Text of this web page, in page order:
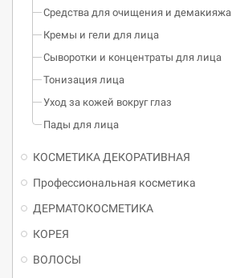
Средства для очищения и демакияжа
Кремы и гели для лица
Сыворотки и концентраты для лица
Тонизация лица
Уход за кожей вокруг глаз
Пады для лица
КОСМЕТИКА ДЕКОРАТИВНАЯ
Профессиональная косметика
ДЕРМАТОКОСМЕТИКА
КОРЕЯ
ВОЛОСЫ